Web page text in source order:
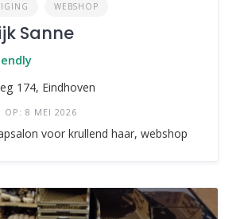
WEBSHOP
Sanne
174, Eindhoven
OP: 8 MEI 2026
voor krullend haar, webshop